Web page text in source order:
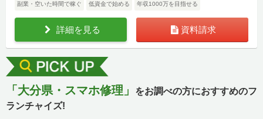
副業・空いた時間で稼ぐ 低資金で始める 年収1000万を目指せる
詳細を見る 資料請求
「大分県・スマホ修理」
をお調べの方におすすめのフ
ランチャイズ!